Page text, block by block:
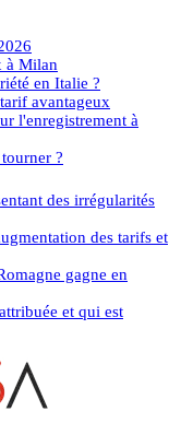
à Milan
en Italie ?
avantageux
l'enregistrement à
?
des irrégularités
des tarifs et
gagne en
et qui est